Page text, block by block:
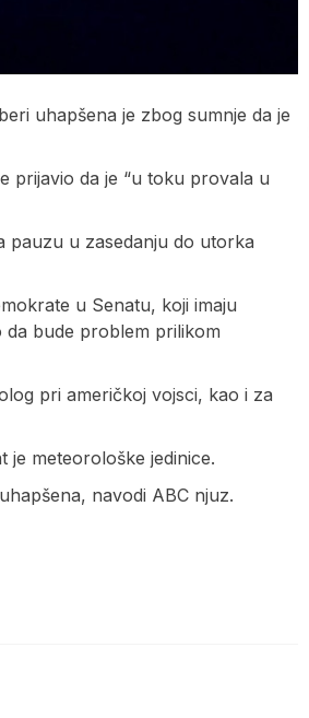
uhapšena je zbog sumnje da je
prijavio da je “u toku provala u
pauzu u zasedanju do utorka
u Senatu, koji imaju
bude problem prilikom
pri američkoj vojsci, kao i za
je meteorološke jedinice.
navodi ABC njuz.